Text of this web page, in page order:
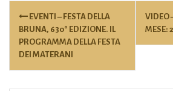
Post
navigation
EVENTI – FESTA DELLA
BRUNA, 630° EDIZIONE. IL
PROGRAMMA DELLA FESTA
DEI MATERANI
VIDEO
MESE: